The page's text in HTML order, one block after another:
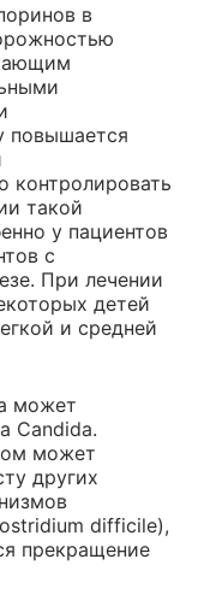
в
повышается
контролировать
такой
у пациентов
с
При лечении
детей
и средней
может
Candida.
может
других
difficile),
прекращение